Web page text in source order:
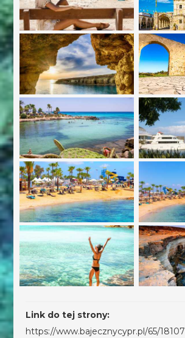
Link do tej strony:
https://www.bajecznycypr.pl/65/18107